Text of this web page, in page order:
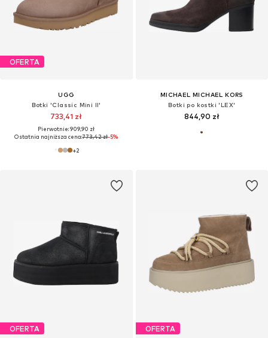
OFERTA
UGG
Botki 'Classic Mini II'
733,41 zł
Pierwotnie: 909,90 zł
Ostatnia najniższa cena:773,42 zł-5%
+2
MICHAEL MICHAEL KORS
Botki po kostki 'LEX'
844,90 zł
OFERTA OFERTA